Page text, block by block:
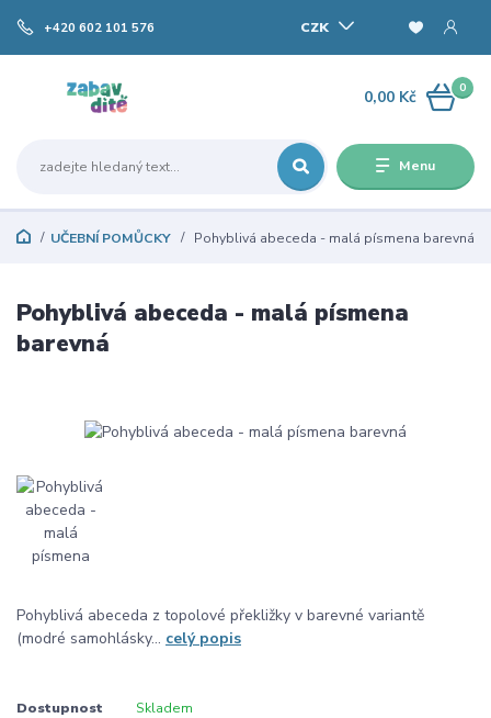
Menu
CZK
+420 602 101 576
0
0,00 Kč
UČEBNÍ POMŮCKY Pohyblivá abeceda - malá písmena barevná
Pohyblivá abeceda - malá písmena
barevná
Pohyblivá abeceda z topolové překližky v barevné variantě
(modré samohlásky... celý popis
Dostupnost Skladem